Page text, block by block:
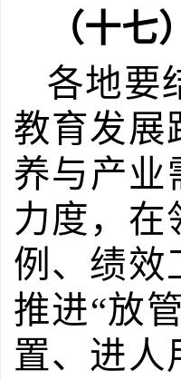
（十
各地要
教育发展
养与产业
力度，在
例、绩效
推进“放
置、进人